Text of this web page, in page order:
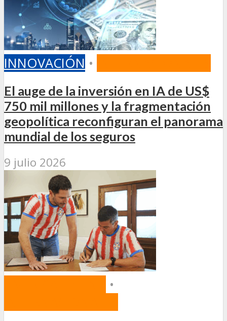
INNOVACIÓN •
El auge de la inversión en IA de US$
750 mil millones y la fragmentación
geopolítica reconfiguran el panorama
mundial de los seguros
9 julio 2026
•